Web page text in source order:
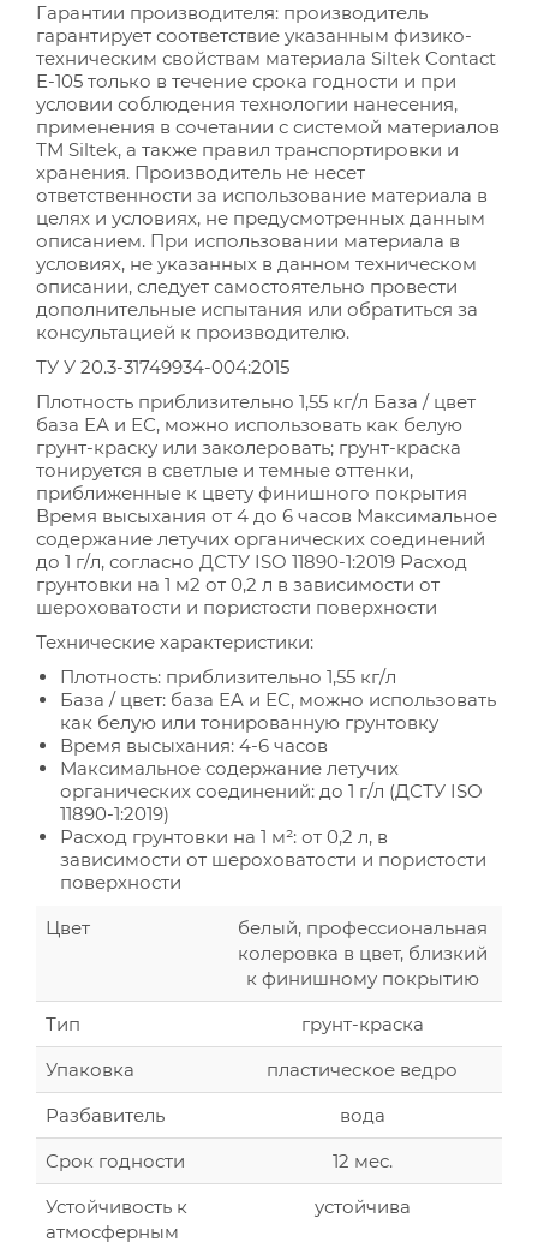
Гарантии производителя: производитель
гарантирует соответствие указанным физико-
техническим свойствам материала Siltek Contact
E-105 только в течение срока годности и при
условии соблюдения технологии нанесения,
применения в сочетании с системой материалов
ТМ Siltek, а также правил транспортировки и
хранения. Производитель не несет
ответственности за использование материала в
целях и условиях, не предусмотренных данным
описанием. При использовании материала в
условиях, не указанных в данном техническом
описании, следует самостоятельно провести
дополнительные испытания или обратиться за
консультацией к производителю.
ТУ У 20.3-31749934-004:2015
Плотность приблизительно 1,55 кг/л База / цвет
база ЕА и ЕС, можно использовать как белую
грунт-краску или заколеровать; грунт-краска
тонируется в светлые и темные оттенки,
приближенные к цвету финишного покрытия
Время высыхания от 4 до 6 часов Максимальное
содержание летучих органических соединений
до 1 г/л, согласно ДСТУ ISO 11890-1:2019 Расход
грунтовки на 1 м2 от 0,2 л в зависимости от
шероховатости и пористости поверхности
Технические характеристики:
Плотность: приблизительно 1,55 кг/л
База / цвет: база EA и ЕС, можно использовать
как белую или тонированную грунтовку
Время высыхания: 4-6 часов
Максимальное содержание летучих
органических соединений: до 1 г/л (ДСТУ ISO
11890-1:2019)
Расход грунтовки на 1 м²: от 0,2 л, в
зависимости от шероховатости и пористости
поверхности
Цвет
белый, профессиональная
колеровка в цвет, близкий
к финишному покрытию
Тип
грунт-краска
Упаковка
пластическое ведро
Разбавитель
вода
Срок годности
12 мес.
Устойчивость к
атмосферным
устойчива